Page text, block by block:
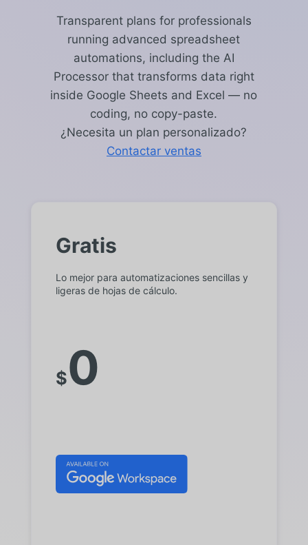
Transparent plans for professionals
running advanced spreadsheet
automations, including the AI
Processor that transforms data right
inside Google Sheets and Excel — no
coding, no copy-paste.
¿Necesita un plan personalizado?
Contactar ventas
Gratis
Lo mejor para automatizaciones sencillas y
ligeras de hojas de cálculo.
$0